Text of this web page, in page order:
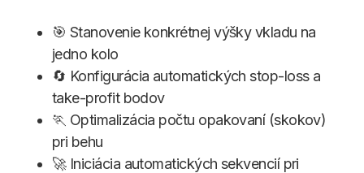
🎯 Stanovenie konkrétnej výšky vkladu na
jedno kolo
🔄 Konfigurácia automatických stop-loss a
take-profit bodov
🏃 Optimalizácia počtu opakovaní (skokov)
pri behu
🚀 Iniciácia automatických sekvencií pri